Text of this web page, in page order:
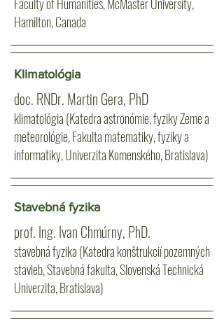
Hamilton, Canada
Klimatológia
doc. RNDr. Martin Gera, PhD
klimatológia (Katedra astronómie, fyziky Zeme a
meteorológie, Fakulta matematiky, fyziky a
informatiky, Univerzita Komenského, Bratislava)
Stavebná fyzika
prof. Ing. Ivan Chmúrny, PhD.
stavebná fyzika (Katedra konštrukcií pozemných
stavieb, Stavebná fakulta, Slovenská Technická
Univerzita, Bratislava)